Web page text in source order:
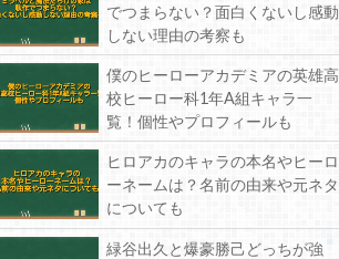
でつまらない？面白くないし感動
しない理由の考察も
僕のヒーローアカデミアの英雄高
校ヒーロー科1年A組キャラ一
覧！個性やプロフィールも
ヒロアカのキャラの本名やヒーロ
ーネームは？名前の由来や元ネタ
についても
緑谷出久と爆豪勝己どっちが強